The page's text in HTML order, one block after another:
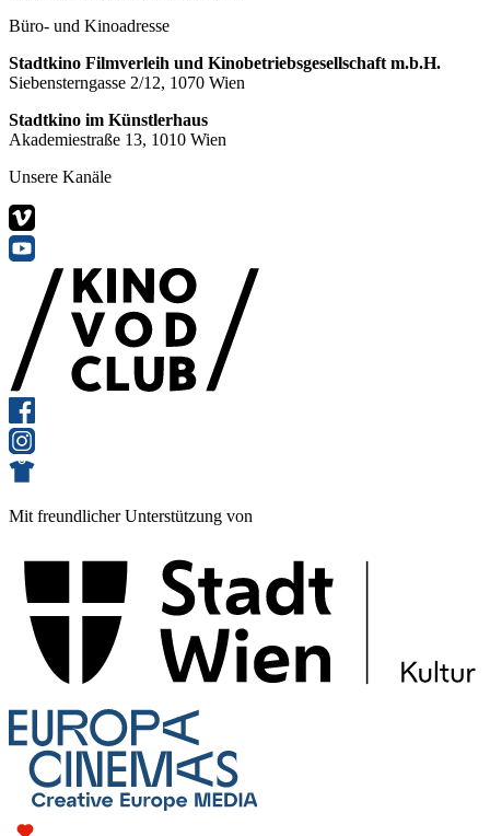
Büro- und Kinoadresse
Stadtkino Filmverleih und Kinobetriebsgesellschaft m.b.H.
Siebensterngasse 2/12, 1070 Wien
Stadtkino im Künstlerhaus
Akademiestraße 13, 1010 Wien
Unsere Kanäle
Mit freundlicher Unterstützung von